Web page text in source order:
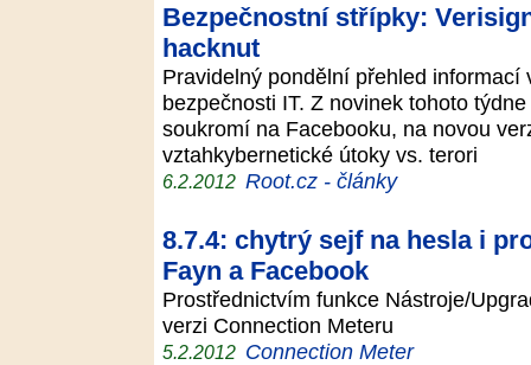
Bezpečnostní střípky:
hacknut
Pravidelný pondělní přehled
bezpečnosti IT. Z novinek tohoto
soukromí na Facebooku, na novou
vztahkybernetické útoky vs. terori
6.2.2012 Root.cz - články
8.7.4: chytrý sejf na hesla i
Fayn a Facebook
Prostřednictvím funkce Nástroje/
verzi Connection Meteru
5.2.2012 Connection Meter